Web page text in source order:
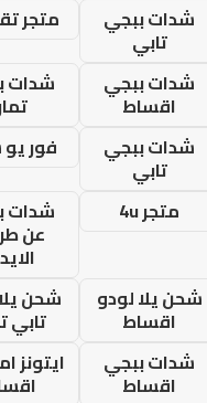
شدات ببجي
تابي
متجر
شدات ببجي
اقساط
شدات
شدات ببجي
تابي
فور
متجر 4u
شدات
عن
شحن يلا لودو
اقساط
شحن
تابي
شدات ببجي
اقساط
ايتونز